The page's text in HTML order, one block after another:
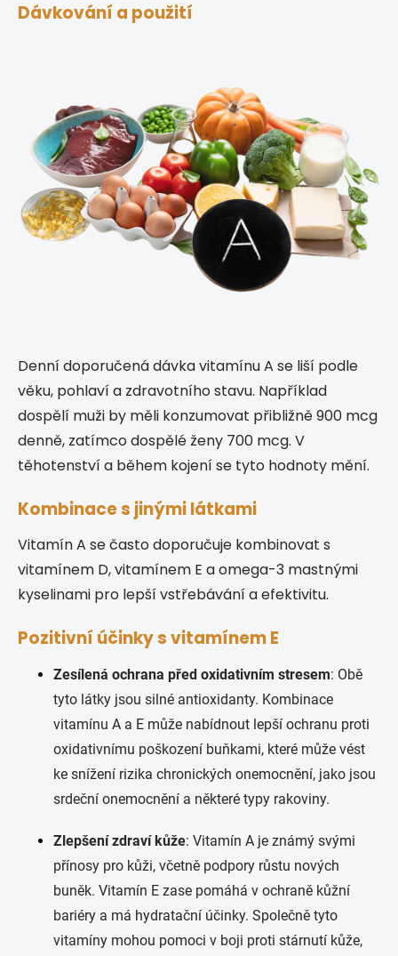
Dávkování a použití
Denní doporučená dávka vitamínu A se liší podle
věku, pohlaví a zdravotního stavu. Například
dospělí muži by měli konzumovat přibližně 900 mcg
denně, zatímco dospělé ženy 700 mcg. V
těhotenství a během kojení se tyto hodnoty mění.
Kombinace s jinými látkami
Vitamín A se často doporučuje kombinovat s
vitamínem D, vitamínem E a omega-3 mastnými
kyselinami pro lepší vstřebávání a efektivitu.
Pozitivní účinky s vitamínem E
Zesílená ochrana před oxidativním stresem: Obě
tyto látky jsou silné antioxidanty. Kombinace
vitamínu A a E může nabídnout lepší ochranu proti
oxidativnímu poškození buňkami, které může vést
ke snížení rizika chronických onemocnění, jako jsou
srdeční onemocnění a některé typy rakoviny.
Zlepšení zdraví kůže: Vitamín A je známý svými
přínosy pro kůži, včetně podpory růstu nových
buněk. Vitamín E zase pomáhá v ochraně kůžní
bariéry a má hydratační účinky. Společně tyto
vitamíny mohou pomoci v boji proti stárnutí kůže,